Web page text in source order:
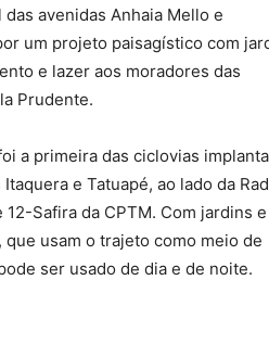
avenidas Anhaia Mello e
um projeto paisagístico com
e lazer aos moradores das
Prudente.
a primeira das ciclovias
e Tatuapé, ao lado da
Safira da CPTM. Com jardins e
usam o trajeto como meio de
ser usado de dia e de noite.